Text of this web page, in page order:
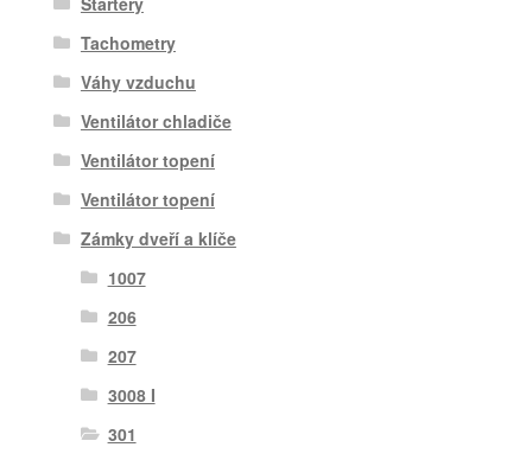
Tachometry
Váhy vzduchu
Ventilátor chladiče
Ventilátor topení
Ventilátor topení
Zámky dveří a klíče
1007
206
207
3008 I
301